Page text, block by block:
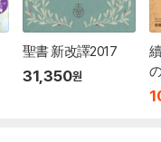
聖書 新改譯2017
31,350원